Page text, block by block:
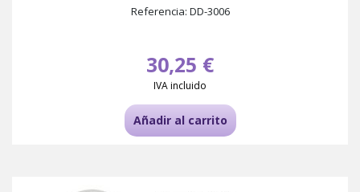
Referencia: DD-3006
30,25 €
IVA incluido
Añadir al carrito